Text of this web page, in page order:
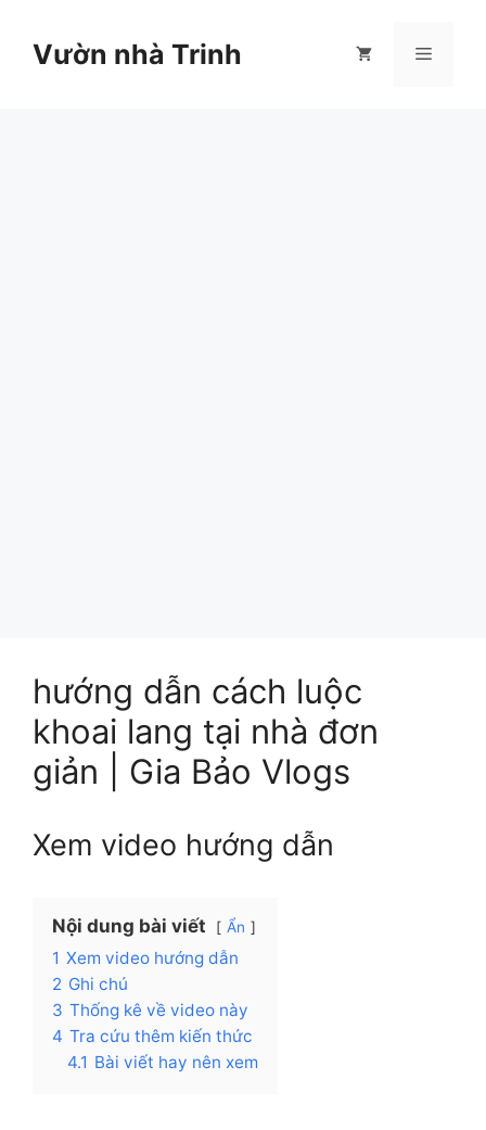
Vườn nhà Trinh Menu
hướng dẫn cách luộc
khoai lang tại nhà đơn
giản | Gia Bảo Vlogs
Xem video hướng dẫn
Nội dung bài viết Ẩn
1 Xem video hướng dẫn
2 Ghi chú
3 Thống kê về video này
4 Tra cứu thêm kiến thức
4.1 Bài viết hay nên xem